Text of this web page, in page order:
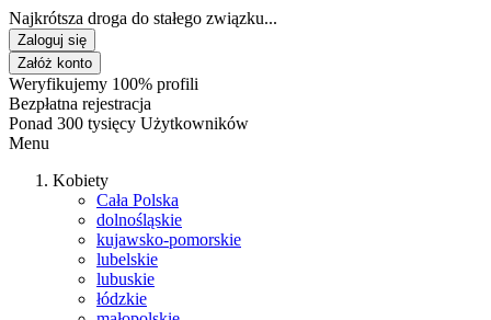
Najkrótsza droga do stałego związku...
Zaloguj się
Załóż konto
Weryfikujemy 100% profili
Bezpłatna rejestracja
Ponad 300 tysięcy Użytkowników
Menu
Kobiety
Cała Polska
dolnośląskie
kujawsko-pomorskie
lubelskie
lubuskie
łódzkie